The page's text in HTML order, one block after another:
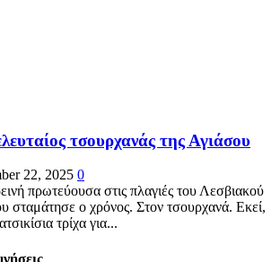
τσουρχανάς της Αγιάσου
22, 2025 0
πρωτεύουσα στις πλαγιές του Λεσβιακού
σταμάτησε ο χρόνος. Στον τσουρχανά. Εκεί,
τρίχα για...